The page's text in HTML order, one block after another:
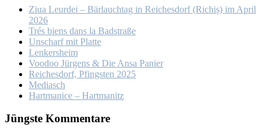
Ziua Leur­dei – Bär­lauch­tag in Rei­ches­dorf (Ri­chiș) im April
2026
Trés biens dans la Bad­stra­ße
Un­scharf mit Plat­te
Len­kers­heim
Voo­doo Jür­gens & Die An­sa Pa­nier
Rei­ches­dorf, Pfings­ten 2025
Me­dia­sch
Hart­ma­nice – Hart­ma­nitz
Jüngs­te Kom­men­ta­re